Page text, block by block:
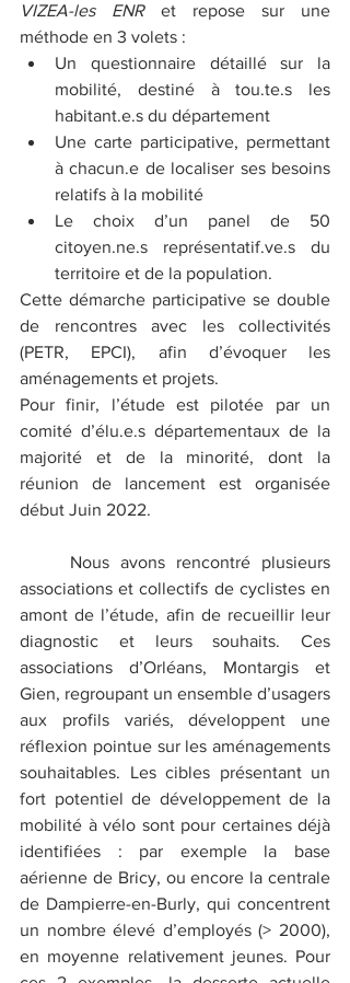
VIZEA-les ENR et repose sur une
méthode en 3 volets :
Un questionnaire détaillé sur la
mobilité, destiné à tou.te.s les
habitant.e.s du département
Une carte participative, permettant
à chacun.e de localiser ses besoins
relatifs à la mobilité
Le choix d’un panel de 50
citoyen.ne.s représentatif.ve.s du
territoire et de la population.
Cette démarche participative se double
de rencontres avec les collectivités
(PETR, EPCI), afin d’évoquer les
aménagements et projets.
Pour finir, l’étude est pilotée par un
comité d’élu.e.s départementaux de la
majorité et de la minorité, dont la
réunion de lancement est organisée
début Juin 2022.
associations et collectifs de cyclistes en
amont de l’étude, afin de recueillir leur
diagnostic et leurs souhaits. Ces
associations d’Orléans, Montargis et
Gien, regroupant un ensemble d’usagers
aux profils variés, développent une
réflexion pointue sur les aménagements
souhaitables. Les cibles présentant un
fort potentiel de développement de la
mobilité à vélo sont pour certaines déjà
identifiées : par exemple la base
aérienne de Bricy, ou encore la centrale
de Dampierre-en-Burly, qui concentrent
un nombre élevé d’employés (> 2000),
en moyenne relativement jeunes. Pour